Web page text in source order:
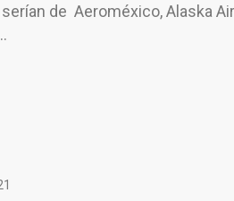
de Aeroméxico, Alaska